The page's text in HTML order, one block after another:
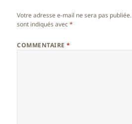
Votre adresse e-mail ne sera pas publiée.
sont indiqués avec*
COMMENTAIRE*